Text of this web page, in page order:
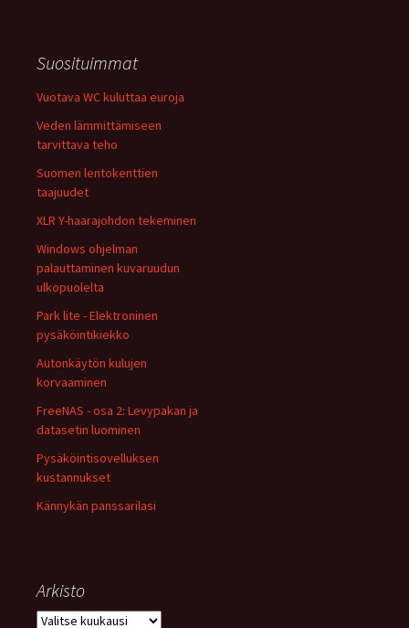
Suosituimmat
Vuotava WC kuluttaa euroja
Veden lämmittämiseen
tarvittava teho
Suomen lentokenttien
taajuudet
XLR Y-haarajohdon tekeminen
Windows ohjelman
palauttaminen kuvaruudun
ulkopuolelta
Park lite - Elektroninen
pysäköintikiekko
Autonkäytön kulujen
korvaaminen
FreeNAS - osa 2: Levypakan ja
datasetin luominen
Pysäköintisovelluksen
kustannukset
Kännykän panssarilasi
Arkisto
Arkisto